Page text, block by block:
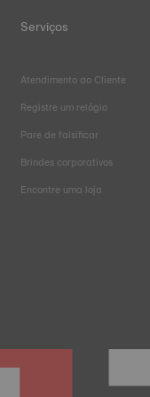
Serviços
Atendimento ao Cliente
Registre um relógio
Pare de falsificar
Brindes corporativos
Encontre uma loja